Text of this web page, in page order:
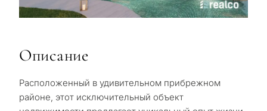
Описание
Расположенный в удивительном прибрежном
районе, этот исключительный объект